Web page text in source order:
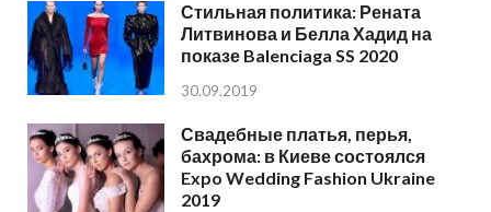
Стильная политика: Рената
Литвинова и Белла Хадид на
показе Balenciaga SS 2020
30.09.2019
Свадебные платья, перья,
бахрома: в Киеве состоялся
Expo Wedding Fashion Ukraine
2019